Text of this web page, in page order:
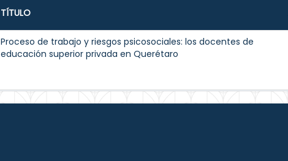
TÍTULO
Proceso de trabajo y riesgos psicosociales: los docentes de
educación superior privada en Querétaro